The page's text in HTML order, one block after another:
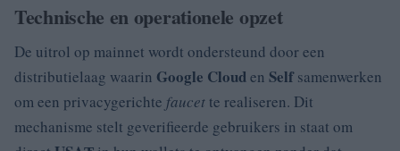
Technische en operationele opzet
De uitrol op mainnet wordt ondersteund door een
distributielaag waarin Google Clouden Selfsamenwerken
om een privacygerichte faucet te realiseren. Dit
mechanisme stelt geverifieerde gebruikers in staat om